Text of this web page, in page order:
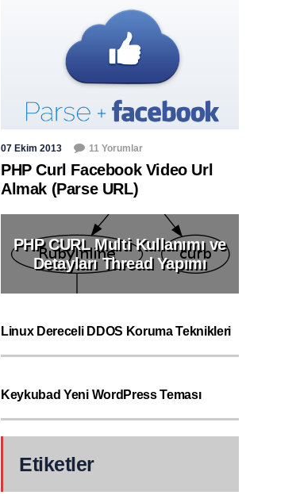
07 Ekim 2013 11 Yorumlar
PHP Curl Facebook Video Url
Almak (Parse URL)
PHP CURL Multi Kullanımı ve
Detayları Thread Yapımı
Linux Dereceli DDOS Koruma Teknikleri
Keykubad Yeni WordPress Teması
Etiketler